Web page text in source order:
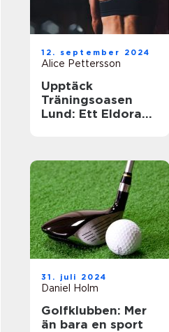
12. september 2024
Alice Pettersson
Upptäck
Träningsoasen
Lund: Ett Eldorado
31. juli 2024
Daniel Holm
Golfklubben: Mer
än bara en sport